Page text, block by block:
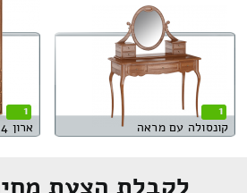
1
קונסולה עם מראה
1
ארון 4 דלתות